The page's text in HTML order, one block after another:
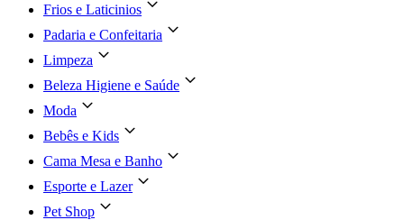
Frios e Laticinios
Padaria e Confeitaria
Limpeza
Beleza Higiene e Saúde
Moda
Bebês e Kids
Cama Mesa e Banho
Esporte e Lazer
Pet Shop